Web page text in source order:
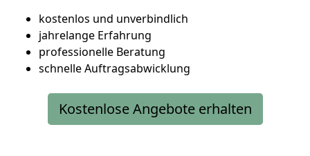
kostenlos und unverbindlich
jahrelange Erfahrung
professionelle Beratung
schnelle Auftragsabwicklung
Kostenlose Angebote erhalten